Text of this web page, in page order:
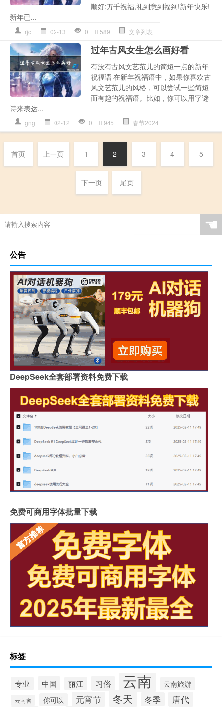
顺好;万千祝福,礼到意到福到!新年快乐!
新年已...
rjc 02-13 0 589 文章列表
过年古风女生怎么画好看
有没有古风文艺范儿的简短一点的新年
祝福语 在新年祝福语中，如果你喜欢古
风文艺范儿的风格，可以尝试一些简短
而有趣的祝福语。比如，你可以用字谜
诗来表达...
gng 02-12 0 945 春节2024
首页 上一页 1 2 3 4 5
下一页 尾页
☚
公告
DeepSeek全套部署资料免费下载
免费可商用字体批量下载
标签
专业 中国 丽江 习俗 云南 云南旅游
云南省 你可以 元宵节 冬天 冬季 唐代